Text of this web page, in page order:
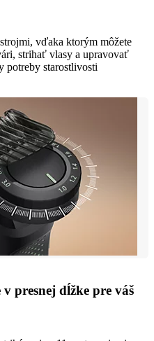
vďaka ktorým môžete
strihať vlasy a upravovať
potreby starostlivosti
presnej dĺžke pre váš